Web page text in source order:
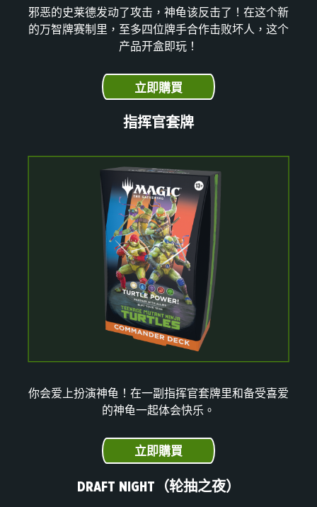
邪恶的史莱德发动了攻击，神龟该反击了！在这个新
的万智牌赛制里，至多四位牌手合作击败坏人，这个
产品开盒即玩！
立即購買
指挥官套牌
你会爱上扮演神龟！在一副指挥官套牌里和备受喜爱
的神龟一起体会快乐。
立即購買
DRAFT NIGHT（轮抽之夜）